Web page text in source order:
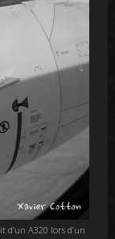
d’un A320 lors d’un